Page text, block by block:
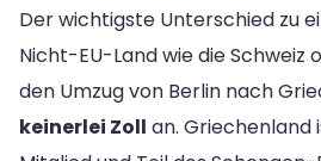
Der wichtigste Unterschied zu
Nicht-EU-Land wie die Schweiz
den Umzug von Berlin nach
keinerlei Zoll an. Griechenland